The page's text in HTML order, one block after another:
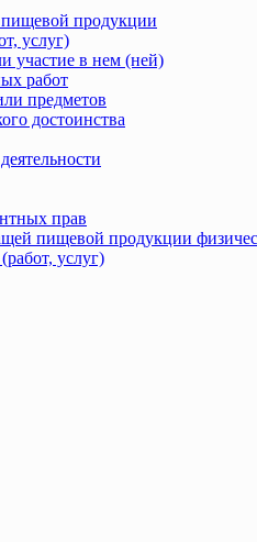
пищевой продукции
услуг)
участие в нем (ней)
работ
предметов
достоинства
прав
пищевой продукции
услуг)